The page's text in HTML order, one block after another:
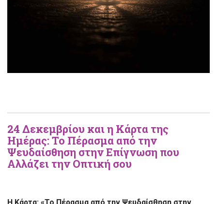
24 Δεκεμβρίου και η Κάρτα της
Ημέρας: Το Πέρασμα από την
Ψευδαίσθηση στην Επίγνωση που
Αλλάζει την Οπτική σου